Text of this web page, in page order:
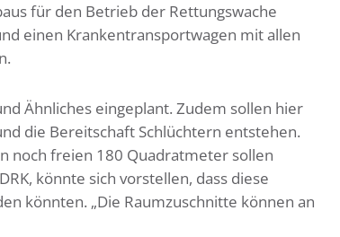
für den Betrieb der Rettungswache
einen Krankentransportwagen mit allen
Ähnliches eingeplant. Zudem sollen hier
die Bereitschaft Schlüchtern entstehen.
noch freien 180 Quadratmeter sollen
könnte sich vorstellen, dass diese
könnten. „Die Raumzuschnitte können an